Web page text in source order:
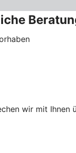
wir mit